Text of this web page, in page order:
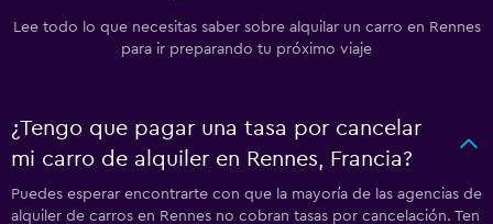
Lee todo lo que necesitas saber sobre alquilar un carro en Rennes
para ir preparando tu próximo viaje
¿Tengo que pagar una tasa por cancelar
mi carro de alquiler en Rennes, Francia?
Puedes esperar encontrarte con que la mayoría de las agencias de
alquiler de carros en Rennes no cobran tasas por cancelación. Ten